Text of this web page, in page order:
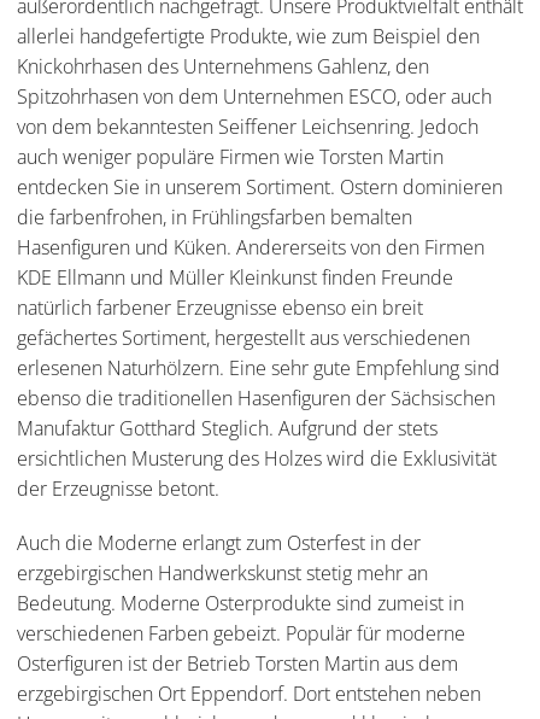
außerordentlich nachgefragt. Unsere Produktvielfalt enthält
allerlei handgefertigte Produkte, wie zum Beispiel den
Knickohrhasen des Unternehmens Gahlenz, den
Spitzohrhasen von dem Unternehmen ESCO, oder auch
von dem bekanntesten Seiffener Leichsenring. Jedoch
auch weniger populäre Firmen wie Torsten Martin
entdecken Sie in unserem Sortiment. Ostern dominieren
die farbenfrohen, in Frühlingsfarben bemalten
Hasenfiguren und Küken. Andererseits von den Firmen
KDE Ellmann und Müller Kleinkunst finden Freunde
natürlich farbener Erzeugnisse ebenso ein breit
gefächertes Sortiment, hergestellt aus verschiedenen
erlesenen Naturhölzern. Eine sehr gute Empfehlung sind
ebenso die traditionellen Hasenfiguren der Sächsischen
Manufaktur Gotthard Steglich. Aufgrund der stets
ersichtlichen Musterung des Holzes wird die Exklusivität
der Erzeugnisse betont.
Auch die Moderne erlangt zum Osterfest in der
erzgebirgischen Handwerkskunst stetig mehr an
Bedeutung. Moderne Osterprodukte sind zumeist in
verschiedenen Farben gebeizt. Populär für moderne
Osterfiguren ist der Betrieb Torsten Martin aus dem
erzgebirgischen Ort Eppendorf. Dort entstehen neben